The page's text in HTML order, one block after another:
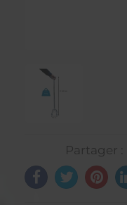
Partager :